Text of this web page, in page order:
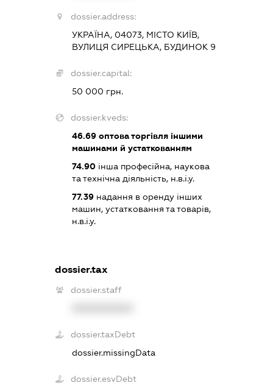
dossier.address:
УКРАЇНА, 04073, МІСТО КИЇВ,
ВУЛИЦЯ СИРЕЦЬКА, БУДИНОК 9
dossier.capital:
50 000 грн.
dossier.kveds:
46.69оптова торгівля іншими
машинами й устаткованням
74.90інша професійна, наукова
та технічна діяльність, н.в.і.у.
77.39надання в оренду інших
машин, устатковання та товарів,
н.в.і.у.
dossier.tax
dossier.staff
dossier.taxDebt
dossier.missingData
dossier.esvDebt